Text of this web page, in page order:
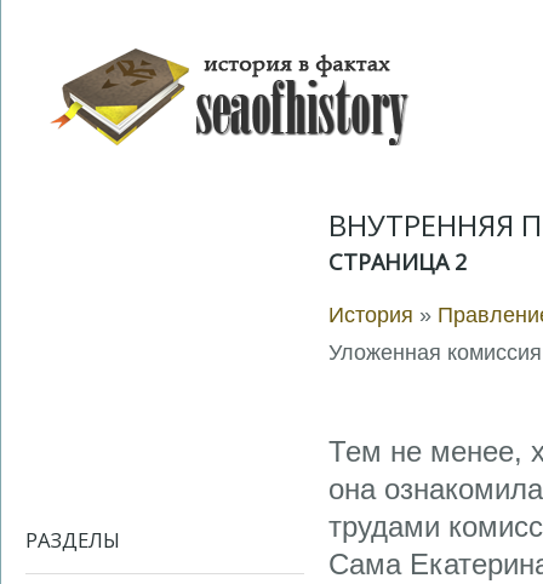
РАЗДЕЛЫ
ВНУТРЕННЯЯ
СТРАНИЦА 2
История »
Уложенная комиссия
Тем не менее,
она
трудами
Сама